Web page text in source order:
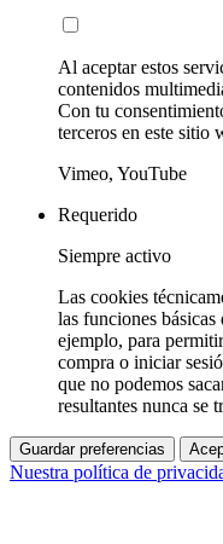
Al aceptar estos
contenidos
Con tu
terceros en este sitio
Vimeo, YouTube
Requerido
Siempre activo
Las cookies
las funciones
ejemplo, para
compra o iniciar
que no podemos
resultantes nunca se
Guardar preferencias
Nuestra política de